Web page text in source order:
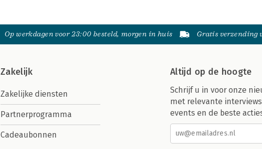
Op werkdagen voor 23:00 besteld, morgen in huis Gratis verzending
Zakelijk
Zakelijke diensten
Partnerprogramma
Cadeaubonnen
Altijd op de hoogte
Schrijf u in voor onze
met relevante
events en de beste